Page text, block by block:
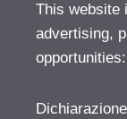
This website
advertising,
opportunities: